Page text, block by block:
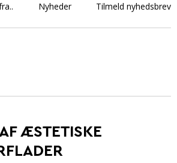
Nyheder Tilmeld nyhedsbrev
ÆSTETISKE